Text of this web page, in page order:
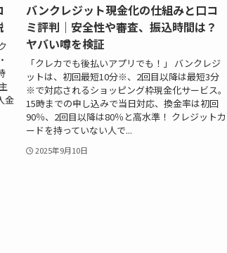
金
バンクレジット現金化の仕組みと口コ
ミ評判｜安全性や審査、振込時間は？
ヤバい噂を検証
「クレカでも後払いアプリでも！」 バンクレジ
ットは、初回最短10分※、2回目以降は最短3分
※で対応されるショッピング枠現金化サービス。
15時までの申し込みで当日対応、換金率は初回
90％、2回目以降は80％と高水準！ クレジットカ
ードを持っていない人で...
2025年9月10日